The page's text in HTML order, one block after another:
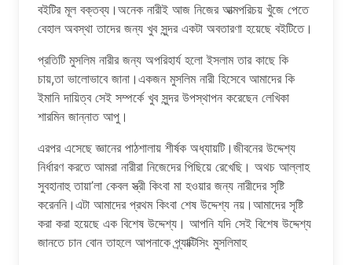
বইটির মূল বক্তব্য।অনেক নারীই আজ নিজের আত্মপরিচয় খুঁজে পেতে
বেহাল অবস্থা তাদের জন্য খুব সুন্দর একটা অবতারণা হয়েছে বইটিতে।
প্রতিটি মুসলিম নারীর জন্য অপরিহার্য হলো ইসলাম তার কাছে কি
চায়,তা ভালোভাবে জানা।একজন মুসলিম নারী হিসেবে আমাদের কি
ইমানি দায়িত্ব সেই সম্পর্কে খুব সুন্দর উপস্থাপন করেছেন লেখিকা
শারমিন জান্নাত আপু।
এরপর এসেছে জ্ঞানের পাঠশালায় শীর্ষক অধ্যায়টি।জীবনের উদ্দেশ্য
নির্ধারণ করতে আমরা নারীরা নিজেদের পিছিয়ে রেখেছি। অথচ আল্লাহ
সুবহানাহু তায়া’লা কেবল স্ত্রী কিংবা মা হওয়ার জন্য নারীদের সৃষ্টি
করেননি।এটা আমাদের প্রথম কিংবা শেষ উদ্দেশ্য নয়।আমাদের সৃষ্টি
করা করা হয়েছে এক বিশেষ উদ্দেশ্য। আপনি যদি সেই বিশেষ উদ্দেশ্য
জানতে চান বোন তাহলে আপনাকে প্র্যাক্টিসিং মুসলিমাহ